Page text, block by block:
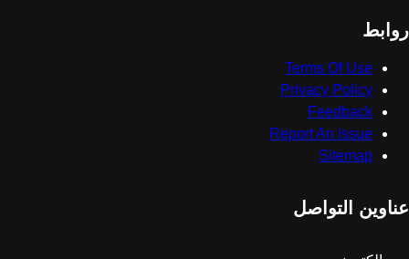
روابط
Terms Of Use
Privacy Policy
Feedback
Report An Issue
Sitemap
عناوين التواصل